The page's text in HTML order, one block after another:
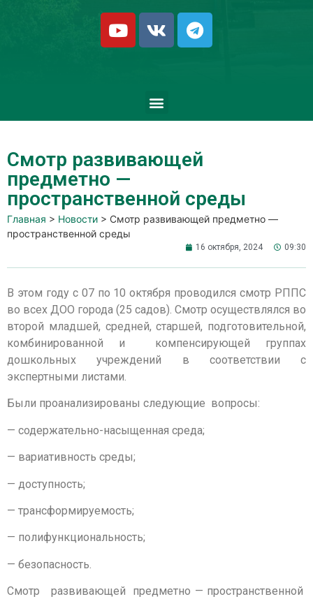
Смотр развивающей
предметно —
пространственной среды
Главная > Новости > Смотр развивающей предметно —
пространственной среды
16 октября, 2024 09:30
В этом году с 07 по 10 октября проводился смотр РППС
во всех ДОО города (25 садов). Смотр осуществлялся во
второй младшей, средней, старшей, подготовительной,
комбинированной и компенсирующей группах
дошкольных учреждений в соответствии с
экспертными листами.
Были проанализированы следующие вопросы:
— содержательно-насыщенная среда;
— вариативность среды;
— доступность;
— трансформируемость;
— полифункциональность;
— безопасность.
Смотр развивающей предметно — пространственной